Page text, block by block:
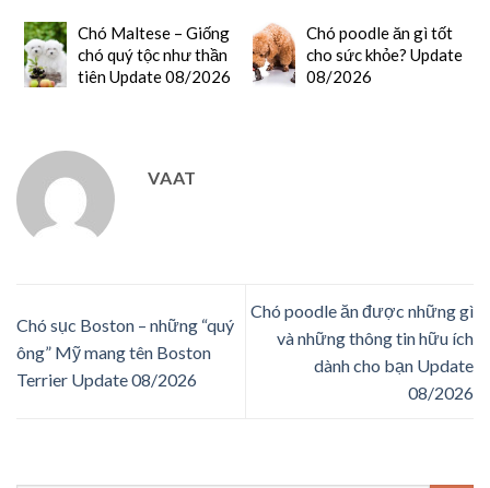
Chó Maltese – Giống
chó quý tộc như thần
tiên Update 08/2026
Chó poodle ăn gì tốt
cho sức khỏe? Update
08/2026
VAAT
Chó sục Boston – những “quý
ông” Mỹ mang tên Boston
Terrier Update 08/2026
Chó poodle ăn được những gì
và những thông tin hữu ích
dành cho bạn Update
08/2026